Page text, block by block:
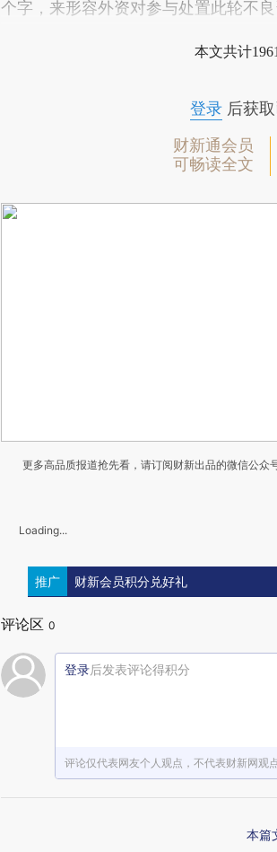
个字，来形容外资对参与处置此轮不良
本文共计
登录后获取
财新通会员
可畅读全文
更多高品质报道抢先看，请订阅财新出品的微信公众
Loading...
推广 财新会员积分兑好礼
评论区 0
登录后发表评论得积分
评论仅代表网友个人观点，不代表财新网观
本篇